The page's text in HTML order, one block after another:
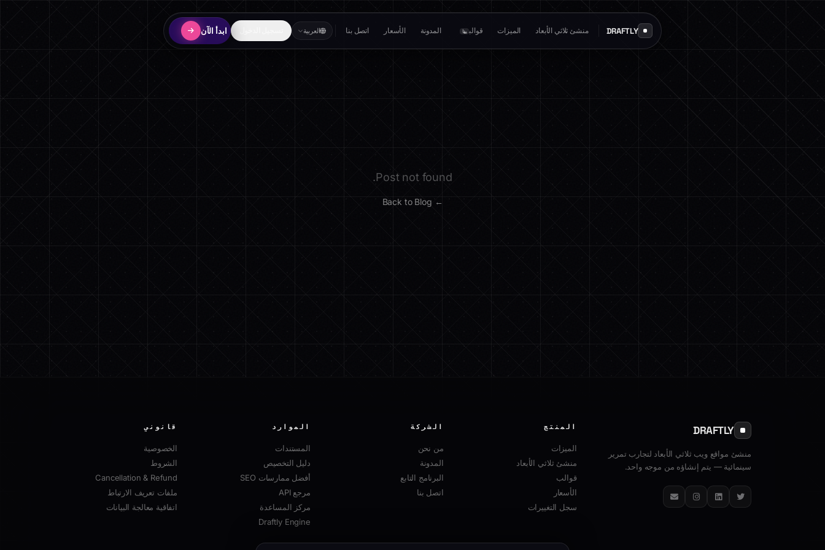
DRAFTLY منشئ ثلاثي الأبعاد الميزات قوالب بيتا المدونة الأسعار اتصل بنا العربية ابدأ الآن
Post not found.
← Back to Blog
DRAFTLY
منشئ مواقع ويب ثلاثي الأبعاد لتجارب تمرير
سينمائية — يتم إنشاؤه من موجه واحد.
تويتر لينكدإنإنستغرامالبريد الإلكتروني
المنتج
الميزات
منشئ ثلاثي الأبعاد
قوالب
الأسعار
سجل التغييرات
الشركة
من نحن
المدونة
البرنامج التابع
اتصل بنا
الموارد
المستندات
دليل التخصيص
أفضل ممارسات SEO
مرجع API
مركز المساعدة
Draftly Engine
قانوني
الخصوصية
الشروط
Cancellation & Refund
ملفات تعريف الارتباط
اتفاقية معالجة البيانات